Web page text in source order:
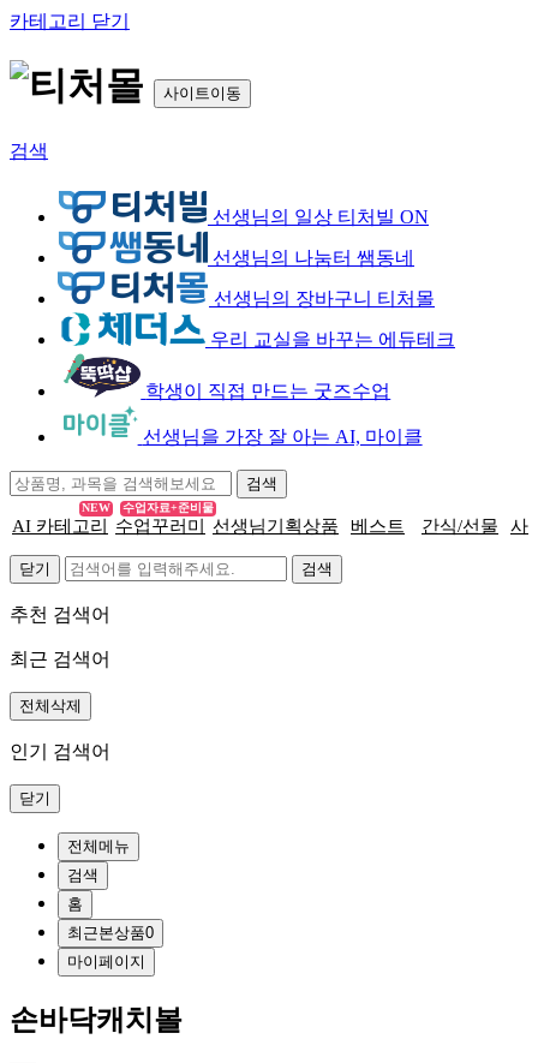
카테고리 닫기
사이트이동
검색
선생님의 일상 티처빌 ON
선생님의 나눔터 쌤동네
선생님의 장바구니 티처몰
우리 교실을 바꾸는 에듀테크
학생이 직접 만드는 굿즈수업
선생님을 가장 잘 아는 AI, 마이클
AI 카테고리
NEW
수업꾸러미
수업자료+준비물
선생님기획상품 베스트 간식/선물 사
닫기
추천 검색어
최근 검색어
전체삭제
인기 검색어
닫기
전체메뉴
검색
홈
최근본상품0
마이페이지
손바닥캐치볼